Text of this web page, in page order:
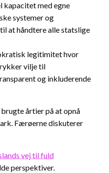
med egne
systemer og
at håndtere alle statslige
legitimitet hvor
vilje til
og inkluderende
årtier på at opnå
Færøerne diskuterer
vej til fuld
perspektiver.